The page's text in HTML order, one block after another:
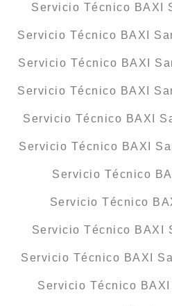
Servicio Técnico BAXI
Servicio Técnico BAXI
Servicio Técnico BAXI
Servicio Técnico BAXI
Servicio Técnico BAXI
Servicio Técnico BAXI
Servicio Técnico
Servicio Técnico
Servicio Técnico BAXI
Servicio Técnico BAXI
Servicio Técnico